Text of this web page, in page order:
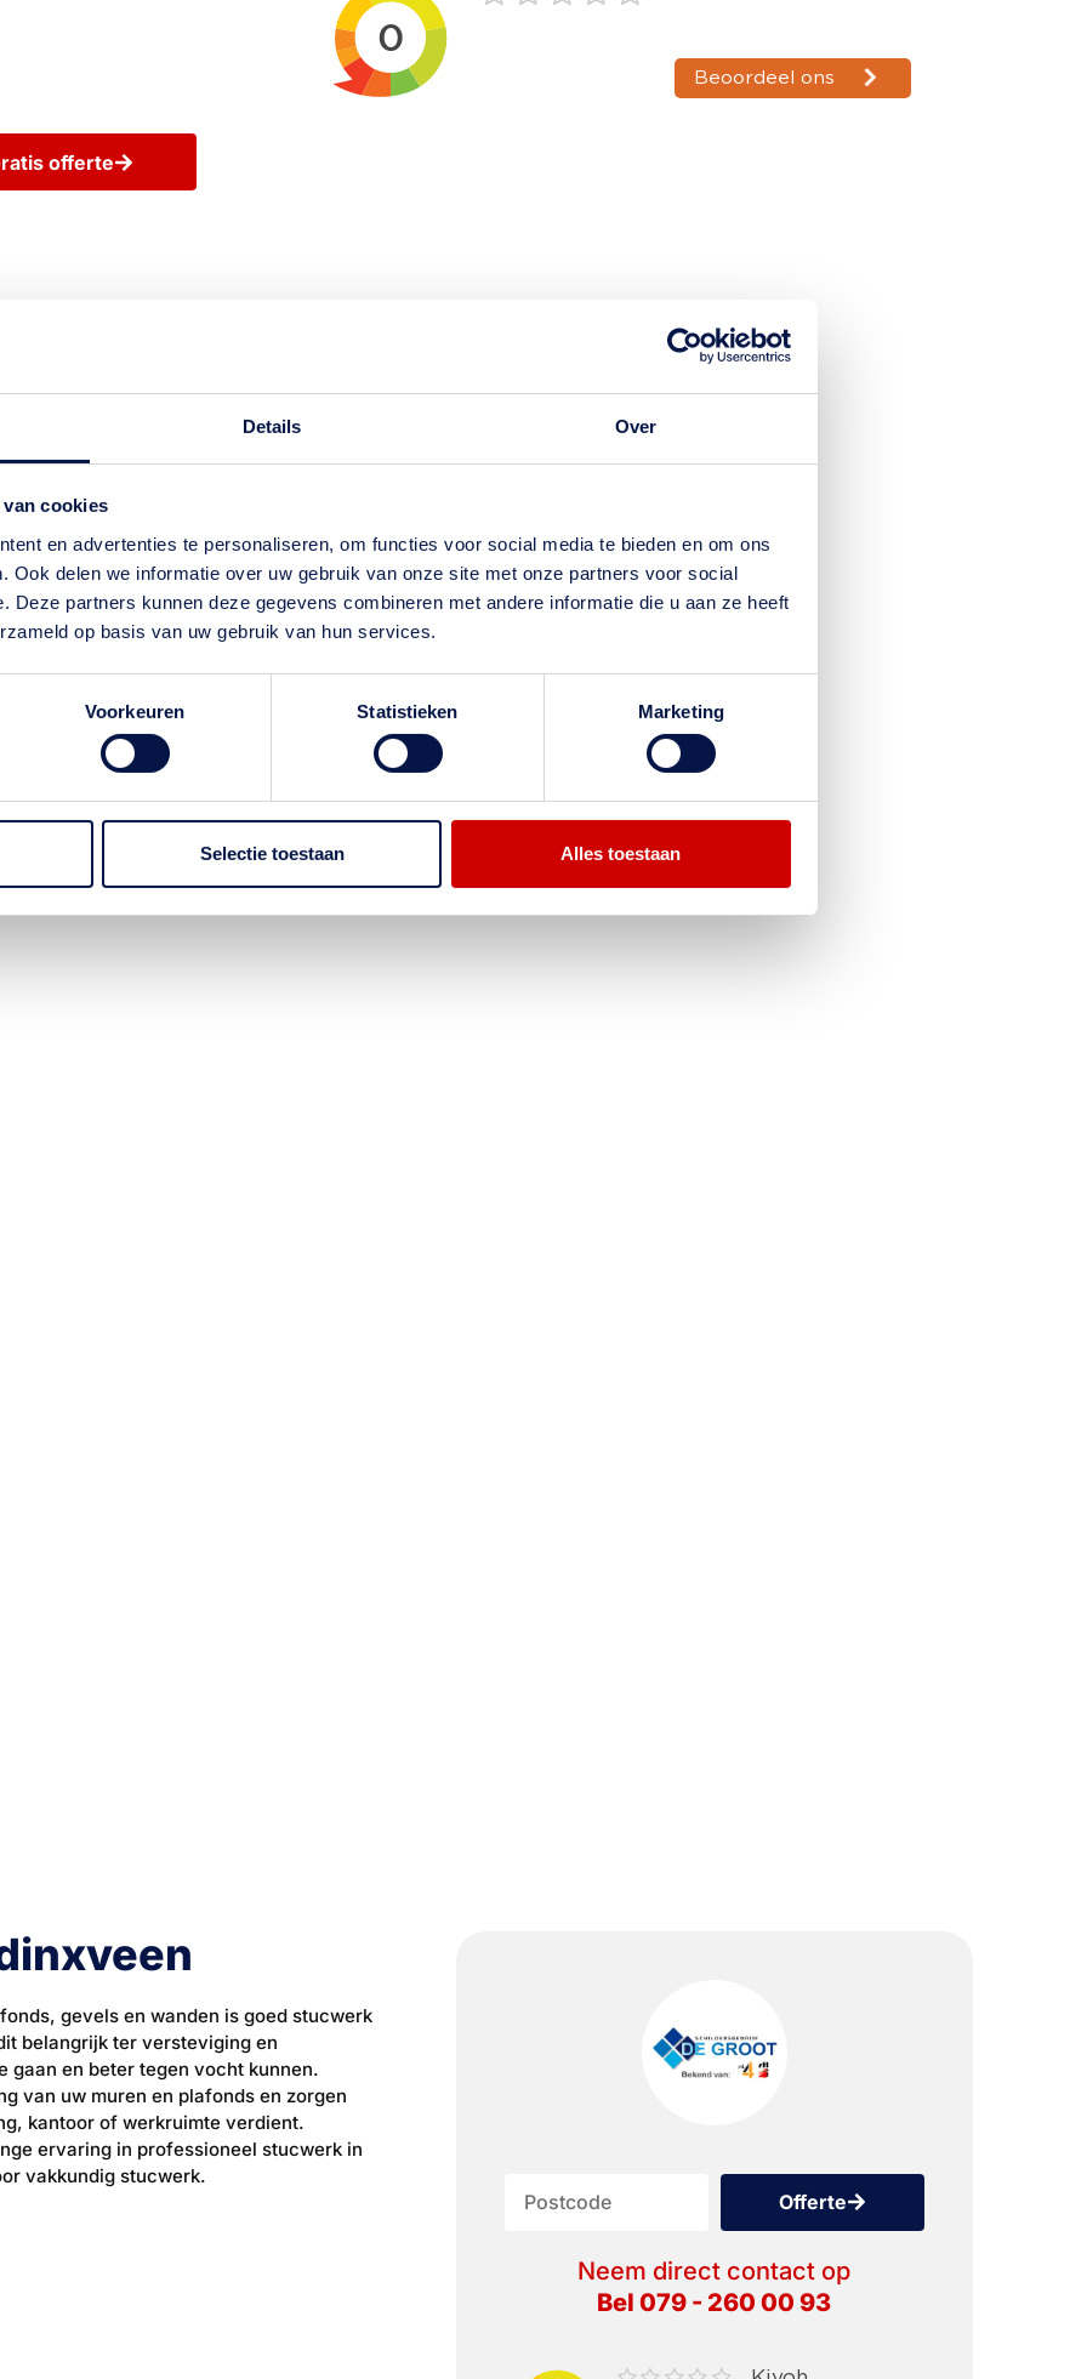
Details Over
cookies
en advertenties te personaliseren, om functies voor social media te bieden en om ons
Ook delen we informatie over uw gebruik van onze site met onze partners voor social
Deze partners kunnen deze gegevens combineren met andere informatie die u aan ze heeft
op basis van uw gebruik van hun services.
Voorkeuren Statistieken Marketing
Selectie toestaan Alles toestaan
offerte
gevels en wanden is goed stucwerk
belangrijk ter versteviging en
gaan en beter tegen vocht kunnen.
van uw muren en plafonds en zorgen
kantoor of werkruimte verdient.
ervaring in professioneel stucwerk in
vakkundig stucwerk.
Offerte
Neem direct contact op
Bel 079 - 260 00 93